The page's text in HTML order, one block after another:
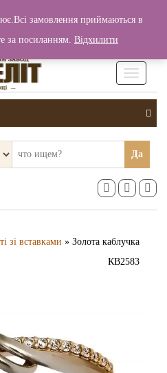
0 грн.
Да
зі вставками » Золота каблучка
КВ2583
замовлення приймаються в
за посиланням. Відхилити